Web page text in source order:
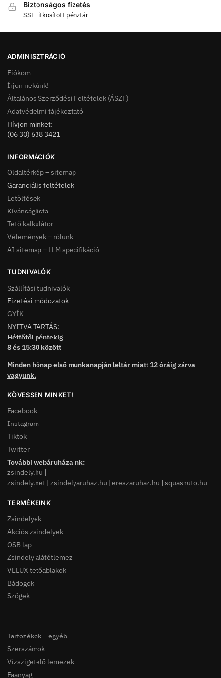
Biztonságos fizetés
SSL titkosított pénztár
ADMINISZTRÁCIÓ
Fiókom
Írjon nekünk!
Általános Szerződési Feltételek (ÁSZF)
Adatvédelmi tájékoztató
Hívjon minket:
(06 30) 638 3421
INFORMÁCIÓK
Oldaltérkép – sitemap
Garanciális feltételek
Letöltések
Kívánságlista
Tető kalkulátor
Vélemények – rólunk
AI sitemap – LLM specifikáció
TUDNIVALÓK
Szállítási tudnivalók
Fizetési módozatok
GYÍK
NYITVA TARTÁS:
Hétfőtől péntekig
8 és 15:30 között
Minden hónap első munkanapján leltár miatt 12 óráig zárva
vagyunk.
KÖVESSEN MINKET!
Facebook
Instagram
Tiktok
Twitter
További webáruházaink:
zsindely.hu |
zsindely.net | zsindelyaruhaz.hu | ereszaruhaz.hu | squashuto.hu
TERMÉKEINK
Zsindelyek
Akciós zsindelyek
OSB lap
Zsindely alátétlemez
VELUX tetőablakok
Bádogok
Szögek
Tartozékok – egyéb
Szerszámok
Vízszigetelő lemezek
Faanyag